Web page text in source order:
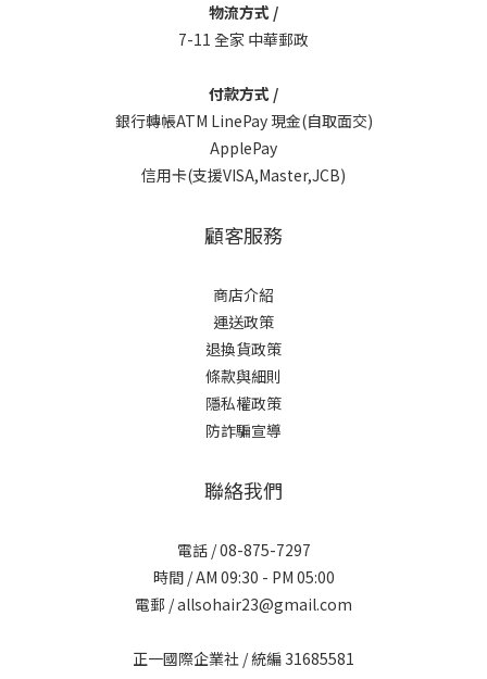
物流方式 /
7-11 全家 中華郵政
付款方式 /
銀行轉帳ATM LinePay 現金(自取面交)
ApplePay
信用卡(支援VISA,Master,JCB)
顧客服務
商店介紹
運送政策
退換貨政策
條款與細則
隱私權政策
防詐騙宣導
聯絡我們
電話 / 08-875-7297
時間 / AM 09:30 - PM 05:00
電郵 / allsohair23@gmail.com
正一國際企業社 / 統編 31685581